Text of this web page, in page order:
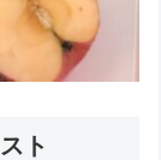
ト